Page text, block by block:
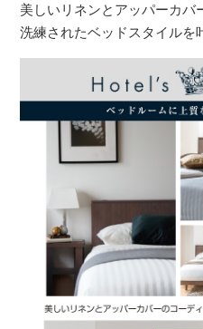
美しいリネンとアッパーカバ
洗練されたベッドスタイルを